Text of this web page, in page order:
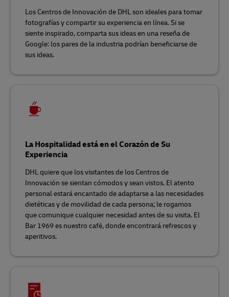
Los Centros de Innovación de DHL son ideales para tomar
fotografías y compartir su experiencia en línea. Si se
siente inspirado, comparta sus ideas en una reseña de
Google: los pares de la industria podrían beneficiarse de
sus ideas.
La Hospitalidad está en el Corazón de Su
Experiencia
DHL quiere que los visitantes de los Centros de
Innovación se sientan cómodos y sean vistos. El atento
personal estará encantado de adaptarse a las necesidades
dietéticas y de movilidad de cada persona; le rogamos
que comunique cualquier necesidad antes de su visita. El
Bar 1969 es nuestro café, donde encontrará refrescos y
aperitivos.